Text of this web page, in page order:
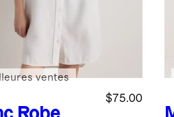
$75.00
ventes